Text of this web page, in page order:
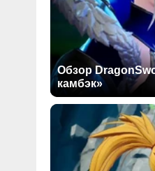
Обзор
камбэк»